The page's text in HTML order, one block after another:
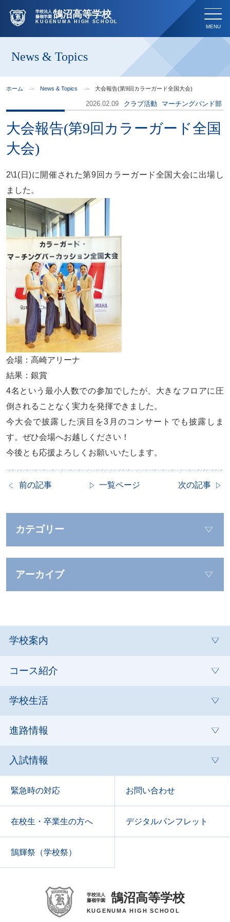
学校法人
藤嶺学園 鵠沼高等学校
KUGENUMA HIGH SCHOOL
News & Topics
ホーム News & Topics 大会報告(第9回カラーガード全国大会)
2026.02.09 クラブ活動 マーチングバンド部
大会報告(第9回カラーガード全国
大会)
2\1(日)に開催された第9回カラーガード全国大会に出場し
ました。
会場：高崎アリーナ
結果：銀賞
4名という最小人数での参加でしたが、大きなフロアに圧
倒されることなく実力を発揮できました。
今大会で披露した演目を3月のコンサートでも披露しま
す。ぜひ会場へお越しください！
今後とも応援よろしくお願いいたします。
前の記事 一覧ページ 次の記事
カテゴリー
アーカイブ
学校案内
コース紹介
学校生活
進路情報
入試情報
緊急時の対応 お問い合わせ
在校生・卒業生の方へ デジタルパンフレット
鵠輝祭（学校祭）
学校法人
藤嶺学園
鵠沼高等学校
KUGENUMA HIGH SCHOOL